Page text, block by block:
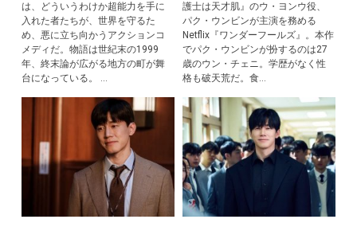
は、どういうわけか超能力を手に
入れた者たちが、世界を守るた
め、悪に立ち向かうアクションコ
メディだ。物語は世紀末の1999
年、終末論が広がる地方の町が舞
台になっている。 ...
護士は天才肌』のウ・ヨンウ役、
パク・ウンビンが主演を務める
Netflix『ワンダーフールズ』。本作
でパク・ウンビンが扮するのは27
歳のウン・チェニ。学歴がなく性
格も破天荒だ。食...